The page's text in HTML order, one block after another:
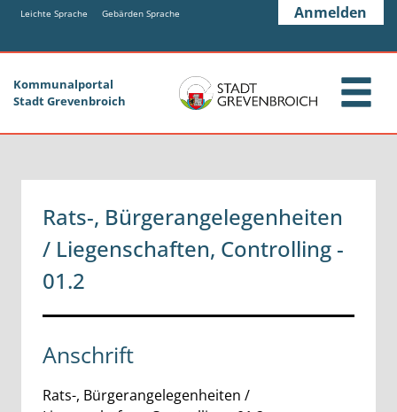
Zum Hauptinhalt springen
Zum Header
Zum Hauptinhalt
Zum Footer
Leichte Sprache Gebärden Sprache Anmelden
Kommunalportal
Stadt Grevenbroich
Rats-, Bürgerangelegenheiten
/ Liegenschaften, Controlling -
01.2
Anschrift
Rats-, Bürgerangelegenheiten /